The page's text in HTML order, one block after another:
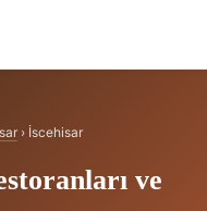
› İscehisar
ve